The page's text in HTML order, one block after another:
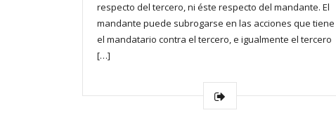
respecto del tercero, ni éste respecto del mandante. El
mandante puede subrogarse en las acciones que tiene
el mandatario contra el tercero, e igualmente el tercero
[…]